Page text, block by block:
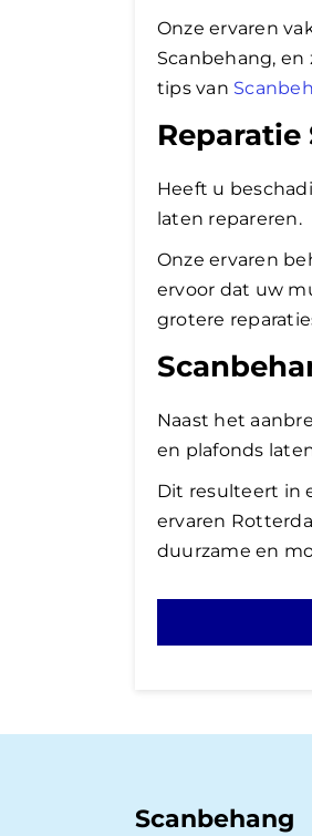
Onze ervaren
Scanbehang,
tips van
Heeft u
laten repareren.
Onze ervaren
ervoor dat uw
grotere
Naast het
en plafonds
Dit resulteert in
ervaren
duurzame en
Scanbehang